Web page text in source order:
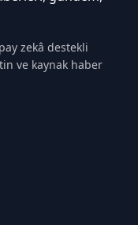
zekâ destekli
ve kaynak haber